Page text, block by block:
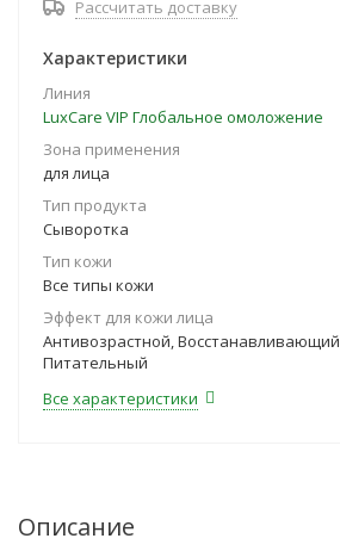
Рассчитать доставку
Характеристики
Линия
LuxCare VIP Глобальное омоложение
Зона применения
для лица
Тип продукта
Сыворотка
Тип кожи
Все типы кожи
Эффект для кожи лица
Антивозрастной,
Питательный
Все характеристики
Описание